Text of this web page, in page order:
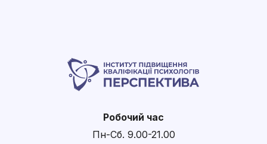
Робочий час
Пн-Сб. 9.00-21.00